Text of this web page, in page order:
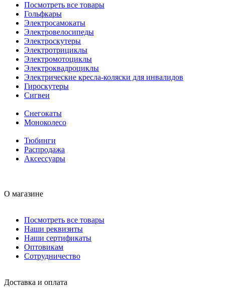
Посмотреть все товары
Гольфкары
Электросамокаты
Электровелосипеды
Электроскутеры
Электротрициклы
Электромотоциклы
Электроквадроциклы
Электрические кресла-коляски для инвалидов
Гироскутеры
Сигвеи
Снегокаты
Моноколесо
Тюбинги
Распродажа
Аксессуары
О магазине
Посмотреть все товары
Наши реквизиты
Наши сертификаты
Оптовикам
Сотрудничество
Доставка и оплата